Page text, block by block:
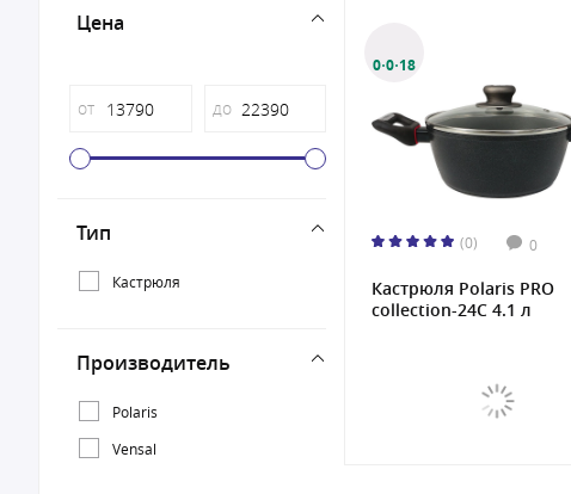
Цена
от до
Тип
Кастрюля
Производитель
Polaris
Vensal
0·0·18
(0) 0
Кастрюля Polaris PRO
collection-24C 4.1 л